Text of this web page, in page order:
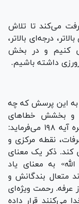
می‌کند تا تلاش
درجه‌ای بالاتر،
طی کنیم و در بخش
داشته باشیم.
به این پرسش که چه
و بخشش خطاهای
بندگان وجود دارد، گفت: سوره مبارکه بقره آیه ۱۹۸ می‌فرماید:
نقطه مرکزی و
ذکر یک معنای
به معنای یاد
متعال بندگانش و
عرفه. رحمت ویژه‌ای
می‌کنند قرار داده